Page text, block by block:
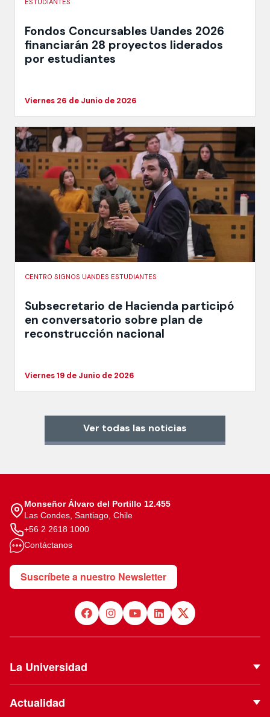
Fondos Concursables Uandes 2026
financiarán 28 proyectos liderados
por estudiantes
Viernes 26 de Junio de 2026
CENTRO SIGNOS UANDES ESTUDIANTES
Subsecretario de Hacienda participó
en conversatorio sobre plan de
reconstrucción nacional
Viernes 19 de Junio de 2026
Ver todas las noticias
Monseñor Álvaro del Portillo 12.455
Las Condes, Santiago, Chile
+56 2 2618 1000
Contáctanos
Suscríbete a nuestro Newsletter
La Universidad
Actualidad